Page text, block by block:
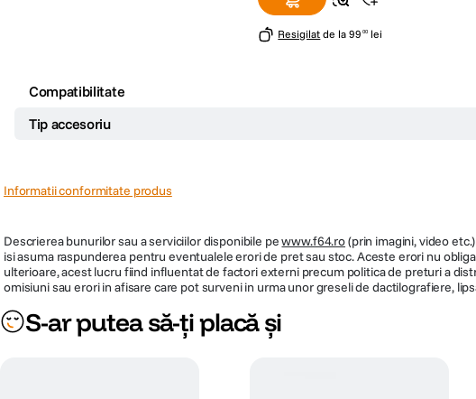
Resigilat de la 99 00 lei
Compatibilitate
Tip accesoriu
Informatii conformitate produs
Descrierea bunurilor sau a serviciilor disponibile pewww.f64.ro(prin imagini, video
isi asuma raspunderea pentru eventualele erori de pret sau stoc. Aceste erori nu
ulterioare, acest lucru fiind influentat de factori externi precum politica de preturi a
omisiuni sau erori in afisare care pot surveni in urma unor greseli de dactilografiere,
S-ar putea să-ți placă și